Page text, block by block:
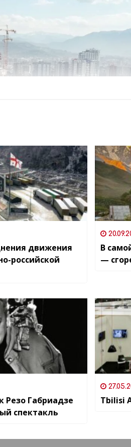
движения
российской
В
—
Резо Габриадзе
спектакль
Tbilisi